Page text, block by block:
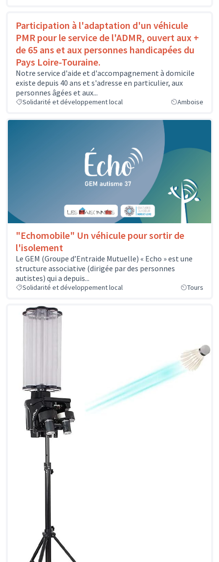
Participation à l'adaptation d'un véhicule
PMR pour le service de l'ADMR, ouvert aux +
de 65 ans et aux personnes handicapées du
Pays Loire-Touraine.
Notre service d'aide et d'accompagnement à domicile
existe depuis 40 ans et s'adresse en particulier, aux
personnes âgées et aux...
Solidarité et développement local Amboise
"Echomobile" Un véhicule pour sortir de
l'isolement
Le GEM (Groupe d’Entraide Mutuelle) « Echo » est une
structure associative (dirigée par des personnes
autistes) qui a depuis...
Solidarité et développement local Tours